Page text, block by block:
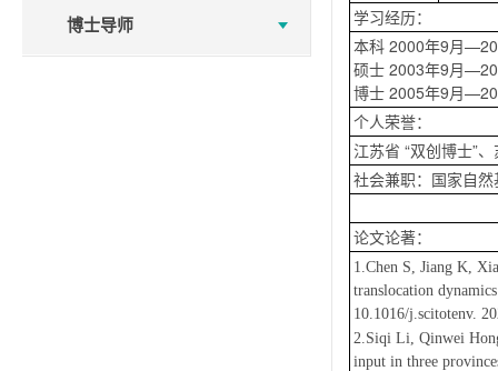
博士导师
学习经历：
本科 2000年9月
硕士 2003年9月
博士 2005年9月
个人荣誉：
江苏省 “双创博士”
社会兼职：国家自
论文论著：
1.Chen S, Jiang K,
translocation
10.1016/j.scitotenv.
2.Siqi Li, Qinwei
input in three